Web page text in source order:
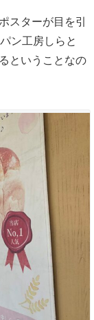
スターが目を引
ン工房しらと
ということなの